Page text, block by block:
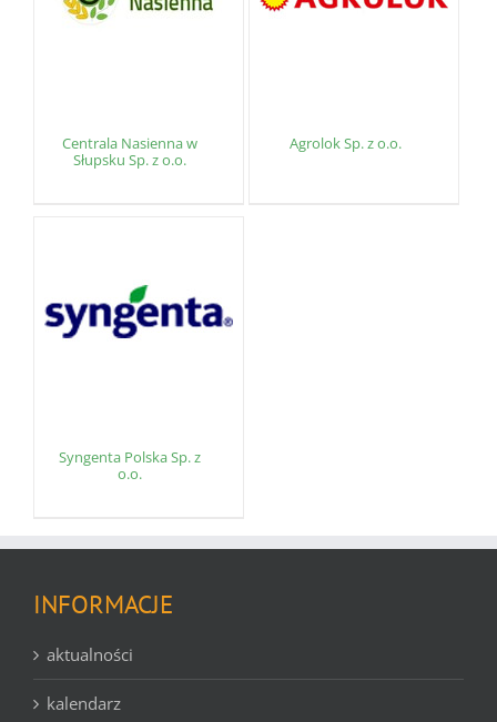
Centrala Nasienna w
Słupsku Sp. z o.o.
Agrolok Sp. z o.o.
Syngenta Polska Sp. z
o.o.
INFORMACJE
aktualności
kalendarz